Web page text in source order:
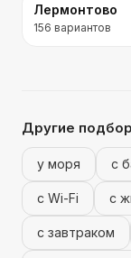
Лермонтово
156 вариантов
Другие
у моря с
с Wi-Fi с
с завтраком